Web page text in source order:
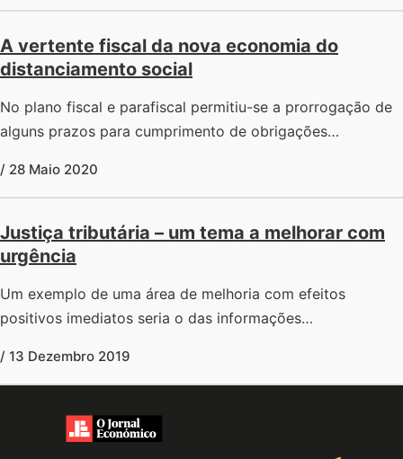
A vertente fiscal da nova economia do
distanciamento social
No plano fiscal e parafiscal permitiu-se a prorrogação de
alguns prazos para cumprimento de obrigações…
/ 28 Maio 2020
Justiça tributária – um tema a melhorar com
urgência
Um exemplo de uma área de melhoria com efeitos
positivos imediatos seria o das informações…
/ 13 Dezembro 2019